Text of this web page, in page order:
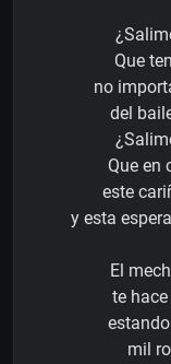
Que
no
del
Que en
este
y esta
El
te
mil